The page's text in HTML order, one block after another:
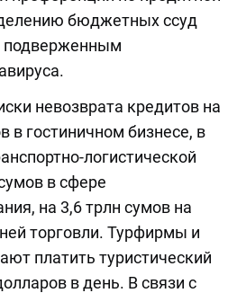
бюджетных ссуд
подверженным
невозврата кредитов на
в гостиничном бизнесе, в
логистической
в сфере
на 3,6 трлн сумов на
торговли. Турфирмы и
платить туристический
в день. В связи с